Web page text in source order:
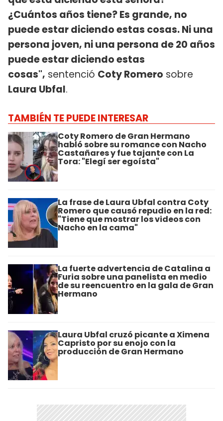
¿Cuántos años tiene? Es grande, no
puede estar diciendo estas cosas. Ni una
persona joven, ni una persona de 20 años
puede estar diciendo estas
cosas", sentenció Coty Romero sobre
Laura Ubfal.
TAMBIÉN TE PUEDE INTERESAR
Coty Romero de Gran Hermano
habló sobre su romance con Nacho
Castañares y fue tajante con La
Tora: "Elegí ser egoísta"
La frase de Laura Ubfal contra Coty
Romero que causó repudio en la red:
"Tiene que mostrar los videos con
Nacho en la cama"
La fuerte advertencia de Catalina a
Furia sobre una panelista en medio
de su reencuentro en la gala de Gran
Hermano
Laura Ubfal cruzó picante a Ximena
Capristo por su enojo con la
producción de Gran Hermano